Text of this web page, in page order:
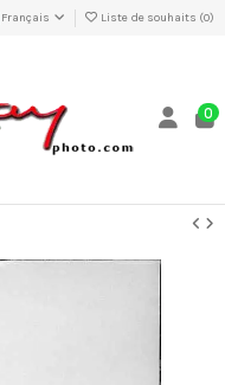
Français Liste de souhaits (0)
0